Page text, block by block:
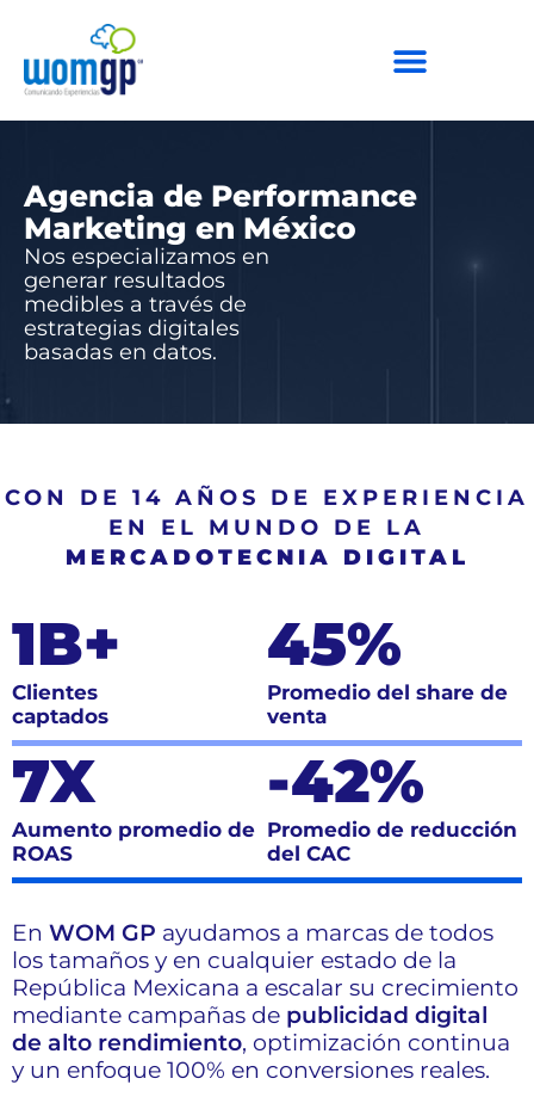
Agencia de Performance
Marketing en México
Nos especializamos en
generar resultados
medibles a través de
estrategias digitales
basadas en datos.
CON DE 14 AÑOS DE EXPERIENCIA
EN EL MUNDO DE LA
MERCADOTECNIA DIGITAL
1B+
Clientes
captados
45%
Promedio del share de
venta
7X
Aumento promedio de
ROAS
-42%
Promedio de reducción
del CAC
En WOM GP ayudamos a marcas de todos
los tamaños y en cualquier estado de la
República Mexicana a escalar su crecimiento
mediante campañas de publicidad digital
de alto rendimiento, optimización continua
y un enfoque 100% en conversiones reales.